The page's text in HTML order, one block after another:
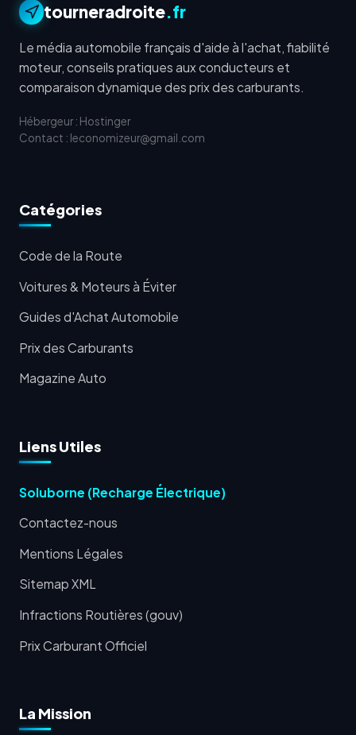
tourneradroite.fr
Le média automobile français d'aide à l'achat, fiabilité
moteur, conseils pratiques aux conducteurs et
comparaison dynamique des prix des carburants.
Hébergeur : Hostinger
Contact : leconomizeur@gmail.com
Catégories
Code de la Route
Voitures & Moteurs à Éviter
Guides d'Achat Automobile
Prix des Carburants
Magazine Auto
Liens Utiles
Soluborne (Recharge Électrique)
Contactez-nous
Mentions Légales
Sitemap XML
Infractions Routières (gouv)
Prix Carburant Officiel
La Mission